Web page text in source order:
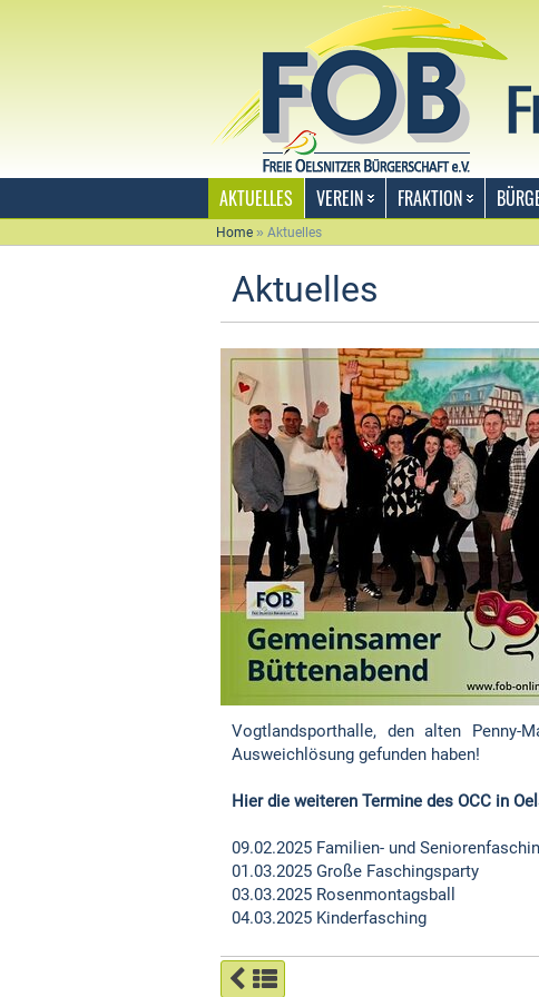
AKTUELLES VEREIN FRAKTION
Home » Aktuelles
Aktuelles
Vogtlandsporthalle, den alten Penny-
Ausweichlösung gefunden haben!
Hier die weiteren Termine des OCC in
09.02.2025 Familien- und
01.03.2025 Große Faschingsparty
03.03.2025 Rosenmontagsball
04.03.2025 Kinderfasching